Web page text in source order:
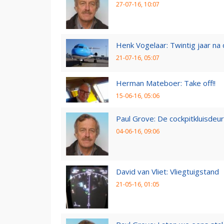
27-07-16, 10:07
Henk Vogelaar: Twintig jaar na
21-07-16, 05:07
Herman Mateboer: Take off!!
15-06-16, 05:06
Paul Grove: De cockpitkluisdeur
04-06-16, 09:06
David van Vliet: Vliegtuigstand
21-05-16, 01:05